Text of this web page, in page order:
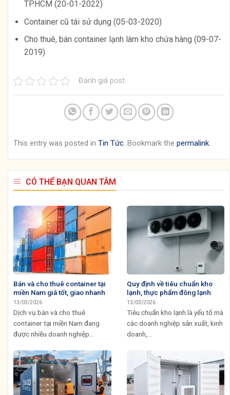
TP.HCM (20-01-2022)
Container cũ tái sử dụng (05-03-2020)
Cho thuê, bán container lạnh làm kho chứa hàng (09-07-
2019)
Đánh giá post
This entry was posted in Tin Tức. Bookmark the permalink.
CÓ THỂ BẠN QUAN TÂM
Bán và cho thuê container tại
miền Nam giá tốt, giao nhanh
13/03/2026
Dịch vụ bán và cho thuê
container tại miền Nam đang
được nhiều doanh nghiệp...
Quy định về tiêu chuẩn kho
lạnh, thực phẩm đông lạnh
13/03/2026
Tiêu chuẩn kho lạnh là yếu tố mà
các doanh nghiệp sản xuất, kinh
doanh,...